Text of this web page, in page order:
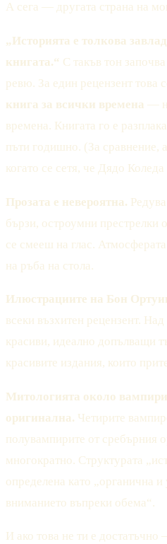
А сега — другата страна на
„Историята е толкова
книгата.“ С такъв тон
ревю. За един рецензент това
книга за всички времена —
времена. Книгата го е
пъти годишно. (За сравнение,
когато се сетя, че Дядо
Прозата е невероятна.
бързи, остроумни престрелки
се смееш на глас.
на ръба на стола.
Илюстрациите на Бон
всеки възхитен рецензент.
красиви, идеално допълващи
красивите издания, които
Митологията около
оригинална. Четирите
полувампирите от сребърния
многократно. Структурата
определена като „органична
вниманието въпреки обема“.
И ако това не ти е